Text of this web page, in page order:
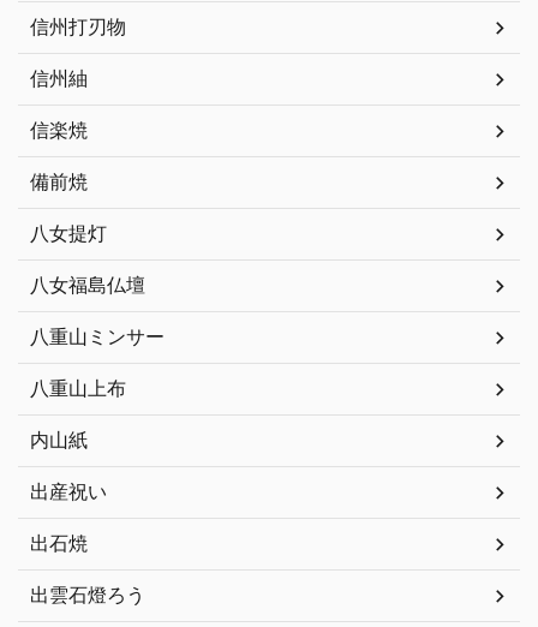
信州打刃物
信州紬
信楽焼
備前焼
八女提灯
八女福島仏壇
八重山ミンサー
八重山上布
内山紙
出産祝い
出石焼
出雲石燈ろう